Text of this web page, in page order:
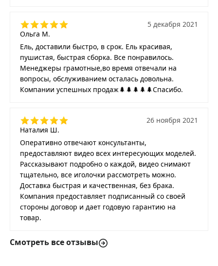
Ольга М.
5 декабря 2021
Ель, доставили быстро, в срок. Ель красивая,
пушистая, быстрая сборка. Все понравилось.
Менеджеры грамотные,во время отвечали на
вопросы, обслуживанием осталась довольна.
Компании успешных продаж🌲🌲🌲🌲🌲Спасибо.
Наталия Ш.
26 ноября 2021
Оперативно отвечают консультанты,
предоставляют видео всех интересующих моделей.
Рассказывают подробно о каждой, видео снимают
тщательно, все иголочки рассмотреть можно.
Доставка быстрая и качественная, без брака.
Компания предоставляет подписанный со своей
стороны договор и дает годовую гарантию на
товар.
Смотреть все отзывы